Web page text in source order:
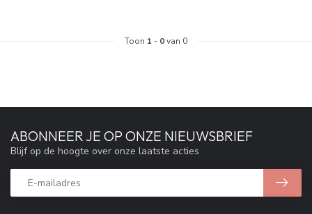
Toon 1 - 0van 0
ABONNEER JE OP ONZE NIEUWSBRIEF
Blijf op de hoogte over onze laatste acties